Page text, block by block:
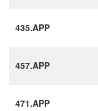
435.APP
457.APP
471.APP